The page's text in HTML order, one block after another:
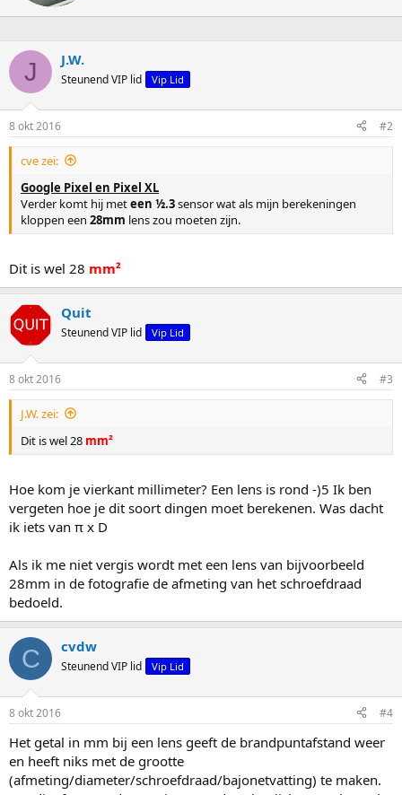
n
d
r
J J.W.
Steunend VIP lid Vip Lid
8 okt 2016 #2
cve zei:
Google Pixel en Pixel XL
Verder komt hij meteen ½.3sensor wat als mijn berekeningen
kloppen een 28mm lens zou moeten zijn.
Dit is wel 28 mm²
Quit
Steunend VIP lid Vip Lid
8 okt 2016 #3
J.W. zei:
Dit is wel 28 mm²
Hoe kom je vierkant millimeter? Een lens is rond -)5 Ik ben
vergeten hoe je dit soort dingen moet berekenen. Was dacht
ik iets van π x D
Als ik me niet vergis wordt met een lens van bijvoorbeeld
28mm in de fotografie de afmeting van het schroefdraad
bedoeld.
C cvdw
Steunend VIP lid Vip Lid
8 okt 2016 #4
Het getal in mm bij een lens geeft de brandpuntafstand weer
en heeft niks met de grootte
(afmeting/diameter/schroefdraad/bajonetvatting) te maken.